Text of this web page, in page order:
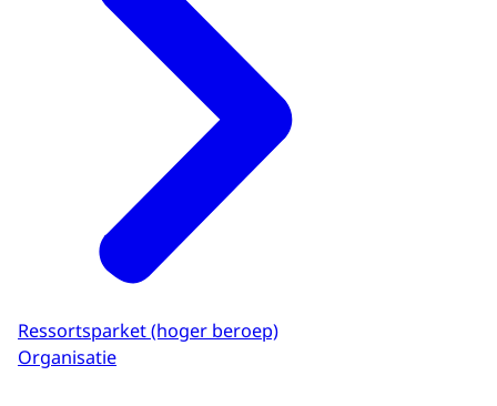
Ressortsparket (hoger beroep)
Organisatie